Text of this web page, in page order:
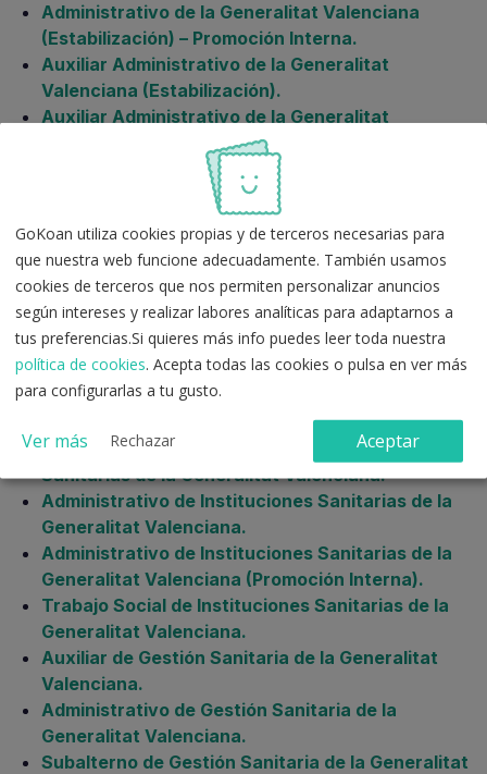
Administrativo de la Generalitat Valenciana
(Estabilización) – Promoción Interna.
Auxiliar Administrativo de la Generalitat
Valenciana (Estabilización).
Auxiliar Administrativo de la Generalitat
Valenciana (Estabilización) – Promoción Interna.
Subalterno de la Generalitat Valenciana
Sanidad
Pack de Normativa Común para Auxiliar
Administrativo de Servicios Sanitarios.
Celador de Instituciones Sanitarias de la
Generalitat Valenciana.
Auxiliar de Enfermería de Instituciones
Sanitarias de la Generalitat Valenciana.
Auxiliar Administrativo de Instituciones
Sanitarias de la Generalitat Valenciana.
Administrativo de Instituciones Sanitarias de la
Generalitat Valenciana.
Administrativo de Instituciones Sanitarias de la
Generalitat Valenciana (Promoción Interna).
Trabajo Social de Instituciones Sanitarias de la
Generalitat Valenciana.
Auxiliar de Gestión Sanitaria de la Generalitat
Valenciana.
Administrativo de Gestión Sanitaria de la
Generalitat Valenciana.
Subalterno de Gestión Sanitaria de la Generalitat
GoKoan utiliza cookies propias y de terceros necesarias para
que nuestra web funcione adecuadamente. También usamos
cookies de terceros que nos permiten personalizar anuncios
según intereses y realizar labores analíticas para adaptarnos a
tus preferencias.Si quieres más info puedes leer toda nuestra
política de cookies. Acepta todas las cookies o pulsa en ver más
para configurarlas a tu gusto.
Ver más Rechazar Aceptar